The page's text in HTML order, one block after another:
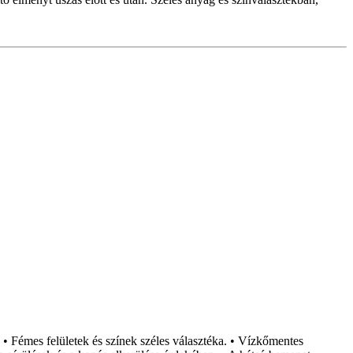
felületek és színek széles választéka. • Vízkőmentes